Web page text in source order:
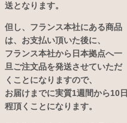
送となります。
但し、フランス本社にある商品
は、お支払い頂いた後に、
フランス本社から日本拠点へ一
旦ご注文品を発送させていただ
くことになりますので、
お届けまでに実質1週間から10日
程頂くことになります。